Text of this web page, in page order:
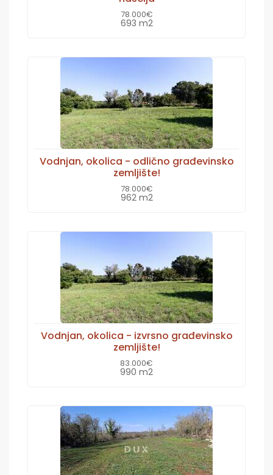
78.000€
693 m2
Vodnjan, okolica - odlično građevinsko
zemljište!
78.000€
962 m2
Vodnjan, okolica - izvrsno građevinsko
zemljište!
83.000€
990 m2